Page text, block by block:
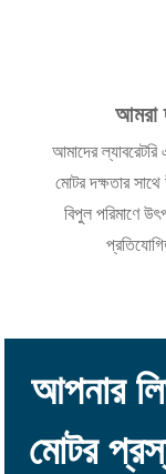
আমরা
আমাদের ল্যাবরেটরি
মোটর দক্ষতার
বিপুল পরিমাণে
আপনার
মোটর